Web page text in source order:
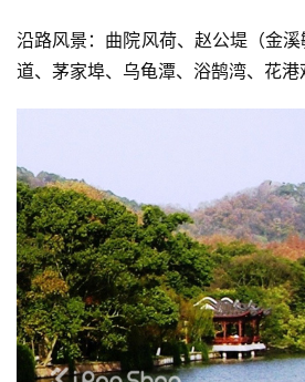
沿路风景：曲院风荷、赵公堤（金
道、茅家埠、乌龟潭、浴鹄湾、花港